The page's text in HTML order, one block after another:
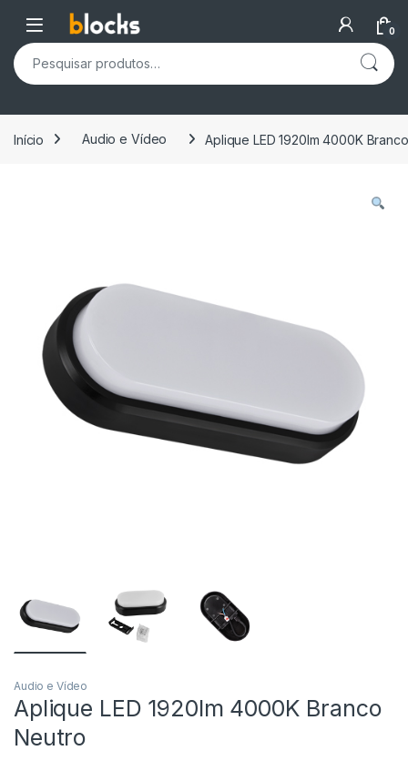
Skip to navigation
Skip to content
Open 0
Pesquisar por:
Início Audio e Vídeo Aplique LED 1920lm 4000K
Audio e Vídeo
Aplique LED 1920lm 4000K Branco
Neutro